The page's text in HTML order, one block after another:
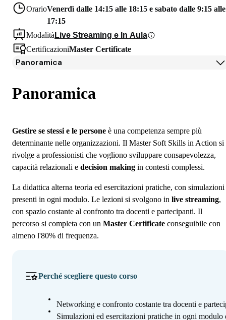
OrarioVenerdì dalle 14:15 alle 18:15 e sabato dalle 9:15 alle
17:15
Modalità Live Streaming e In Aula
CertificazioniMaster Certificate
Panoramica
Programma
Docenti
Borse di studio e finanziamenti
Open Day
Domande frequenti
Panoramica
Gestire se stessi e le persone è una competenza sempre più
determinante nelle organizzazioni. Il Master Soft Skills in Action si
rivolge a professionisti che vogliono sviluppare consapevolezza,
capacità relazionali e decision making in contesti complessi.
La didattica alterna teoria ed esercitazioni pratiche, con simulazioni
presenti in ogni modulo. Le lezioni si svolgono in live streaming,
con spazio costante al confronto tra docenti e partecipanti. Il
percorso si completa con un Master Certificate conseguibile con
almeno l'80% di frequenza.
Perché scegliere questo corso
Networking e confronto costante tra docenti e
Simulazioni ed esercitazioni pratiche in ogni modulo